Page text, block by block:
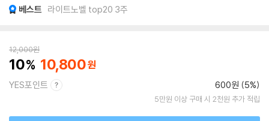
베스트 라이트노벨 top20 3주
12,000원
10 10,800
YES포인트 600원 (5%)
5만원 이상 구매 시 2천원 추가 적립